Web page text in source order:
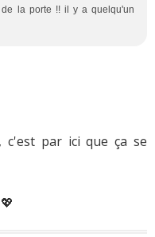
la porte !! il y a quelqu'un
c'est par ici que ça se
💖